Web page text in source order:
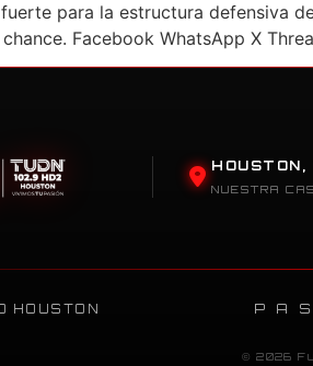
para la estructura defensiva
Facebook WhatsApp X
NUESTRA
HOUSTON
© 2026